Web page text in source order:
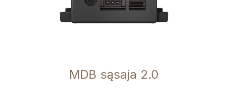
MDB sąsaja 2.0